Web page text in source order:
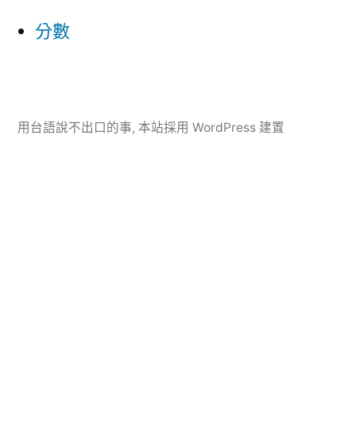
分數
用台語說不出口的事, 本站採用 WordPress 建置